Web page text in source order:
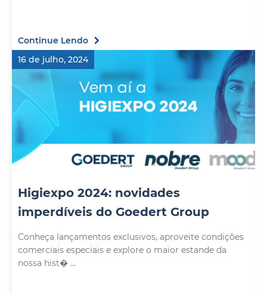
Continue Lendo
16 de julho, 2024
Higiexpo 2024: novidades
imperdíveis do Goedert Group
Conheça lançamentos exclusivos, aproveite condições
comerciais especiais e explore o maior estande da
nossa hist� ...